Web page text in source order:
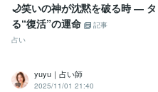
学歴
国内大学院 2012年3月 ~ 2014年2
🌙笑いの神が沈黙を破る時 ―
る“復活”の運命
記事
占い
yuyu｜占い師
2025/11/01 21:40